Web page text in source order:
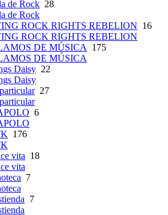
de Rock 28
de Rock
ROCK RIGHTS REBELION 16
ROCK RIGHTS REBELION
DE MÚSICA
175
DE MÚSICA
Daisy 22
Daisy
27
6
176
vita 18
vita
7
7